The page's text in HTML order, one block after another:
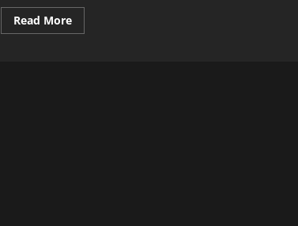
Read MoreRead
more